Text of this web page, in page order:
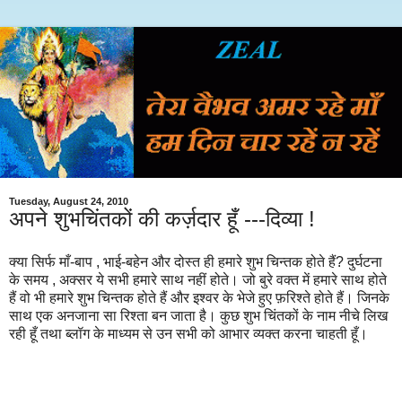
Tuesday, August 24, 2010
अपने शुभचिंतकों की कर्ज़दार हूँ ---दिव्या !
क्या सिर्फ माँ-बाप , भाई-बहेन और दोस्त ही हमारे शुभ चिन्तक होते हैं? दुर्घटना
के समय , अक्सर ये सभी हमारे साथ नहीं होते। जो बुरे वक्त में हमारे साथ होते
हैं वो भी हमारे शुभ चिन्तक होते हैं और इश्वर के भेजे हुए फ़रिश्ते होते हैं। जिनके
साथ एक अनजाना सा रिश्ता बन जाता है। कुछ शुभ चिंतकों के नाम नीचे लिख
रही हूँ तथा ब्लॉग के माध्यम से उन सभी को आभार व्यक्त करना चाहती हूँ।